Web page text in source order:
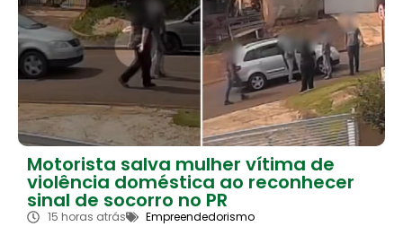
Motorista salva mulher vítima de
violência doméstica ao reconhecer
sinal de socorro no PR
15 horas atrás Empreendedorismo